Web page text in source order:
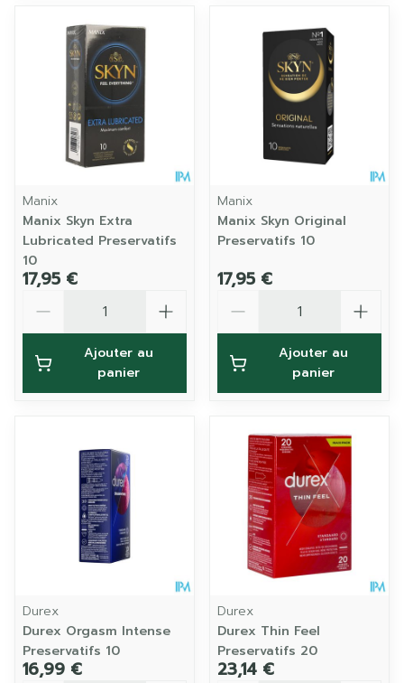
Manix
Manix Skyn Extra
Lubricated Preservatifs
10
17,95 €
Ajouter au
panier
Manix
Manix Skyn Original
Preservatifs 10
17,95 €
Ajouter au
panier
Durex
Durex Orgasm Intense
Preservatifs 10
16,99 €
Durex
Durex Thin Feel
Preservatifs 20
23,14 €